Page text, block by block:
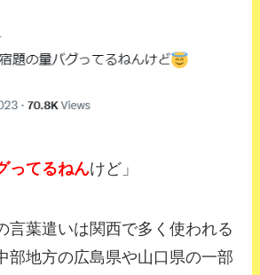
ってるねんけど」
言葉遣いは関西で多く使われる
部地方の広島県や山口県の一部